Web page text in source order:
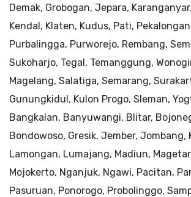
Demak, Grobogan, Jepara,
Kendal, Klaten, Kudus, Pati,
Purbalingga, Purworejo, Rembang,
Sukoharjo, Tegal, Temanggung,
Magelang, Salatiga, Semarang,
Gunungkidul, Kulon Progo, Sleman,
Bangkalan, Banyuwangi, Blitar,
Bondowoso, Gresik, Jember, Jombang,
Lamongan, Lumajang, Madiun,
Mojokerto, Nganjuk, Ngawi, Pacitan,
Pasuruan, Ponorogo, Probolinggo,